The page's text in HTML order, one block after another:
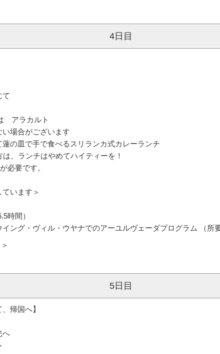
4日目
て
アラカルト
場合がございます
の皿で手で食べるスリランカ式カレーランチ
、ランチはやめてハイティーを！
必要です。
います＞
時間）
ング・ヴィル・ウヤナでのアーユルヴェーダプログラム （所
5日目
帰国へ】
へ